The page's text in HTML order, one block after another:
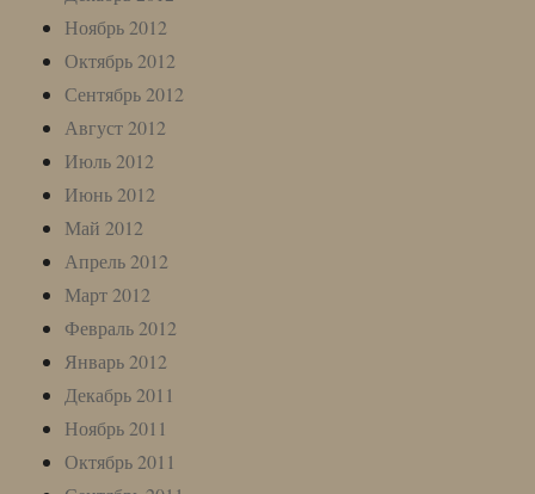
Ноябрь 2012
Октябрь 2012
Сентябрь 2012
Август 2012
Июль 2012
Июнь 2012
Май 2012
Апрель 2012
Март 2012
Февраль 2012
Январь 2012
Декабрь 2011
Ноябрь 2011
Октябрь 2011